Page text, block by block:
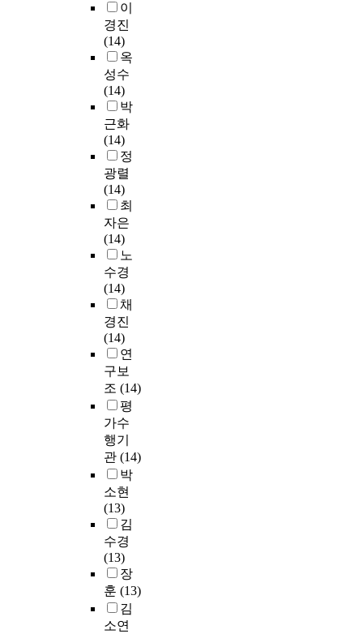
이
경진
(14)
옥
성수
(14)
박
근화
(14)
정
광렬
(14)
최
자은
(14)
노
수경
(14)
채
경진
(14)
연
구보
조 (14)
평
가수
행기
관 (14)
박
소현
(13)
김
수경
(13)
장
훈 (13)
김
소연